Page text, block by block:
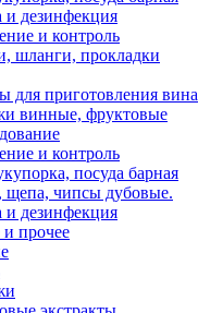
дезинфекция
и контроль
шланги, прокладки
для приготовления вина
винные, фруктовые
и контроль
посуда барная
щепа, чипсы дубовые.
дезинфекция
прочее